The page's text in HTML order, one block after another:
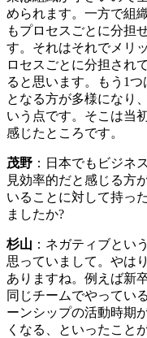
められます。一方で組
もプロセスごとに分担
す。それはそれでメリ
ロセスごとに分担され
ると思います。もう1
となる方が多様になり
いう点です。そこは当
感じたところです。
茂野 ：日本でもビジネ
見効率的だと感じる方
いることに対して持っ
ましたか?
杉山 ：ネガティブとい
思っていまして。やは
ありますね。例えば新
同じチームでやってい
ーンシップの活動時期
くなる、といったこと